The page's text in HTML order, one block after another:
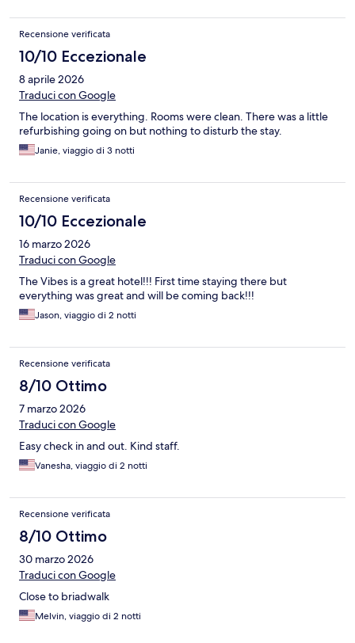
Recensione verificata
10/10 Eccezionale
8 aprile 2026
Traduci con Google
The location is everything. Rooms were clean. There was a little
refurbishing going on but nothing to disturb the stay.
Janie, viaggio di 3 notti
Recensione verificata
10/10 Eccezionale
16 marzo 2026
Traduci con Google
The Vibes is a great hotel!!! First time staying there but
everything was great and will be coming back!!!
Jason, viaggio di 2 notti
Recensione verificata
8/10 Ottimo
7 marzo 2026
Traduci con Google
Easy check in and out. Kind staff.
Vanesha, viaggio di 2 notti
Recensione verificata
8/10 Ottimo
30 marzo 2026
Traduci con Google
Close to briadwalk
Melvin, viaggio di 2 notti